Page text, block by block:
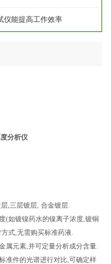
仪能提高工作效率
分析仪
,三层镀层, 合金镀层.
(如镀镍药水的镍离子浓度,镀铜
式,无需购买标准药液.
属元素,并可定量分析成分含量.
准件的光谱进行对比,可确定样